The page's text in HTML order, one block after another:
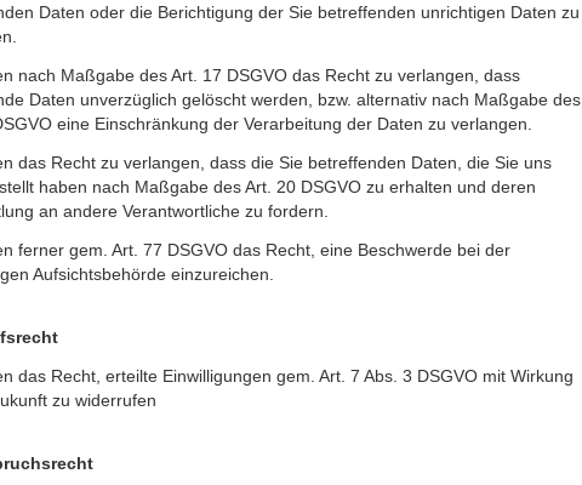
Daten oder die Berichtigung der Sie betreffenden unrichtigen Daten zu
nach Maßgabe des Art. 17 DSGVO das Recht zu verlangen, dass
Daten unverzüglich gelöscht werden, bzw. alternativ nach Maßgabe des
eine Einschränkung der Verarbeitung der Daten zu verlangen.
das Recht zu verlangen, dass die Sie betreffenden Daten, die Sie uns
haben nach Maßgabe des Art. 20 DSGVO zu erhalten und deren
an andere Verantwortliche zu fordern.
ferner gem. Art. 77 DSGVO das Recht, eine Beschwerde bei der
Aufsichtsbehörde einzureichen.
das Recht, erteilte Einwilligungen gem. Art. 7 Abs. 3 DSGVO mit Wirkung
zu widerrufen